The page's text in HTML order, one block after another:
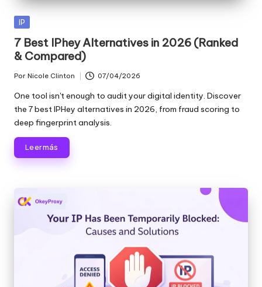
n
c
i
a
l
e
s
p
r
raspado
de
datos
web
y
Publicada
IP
7 Best IPhey Alternatives in 2026 (Ranked
& Compared)
por
Por Nicole Clinton 07/04/2026
One tool isn't enough to audit your digital identity. Discover
the 7 best IPHey alternatives in 2026, from fraud scoring to
deep fingerprint analysis.
Leer más